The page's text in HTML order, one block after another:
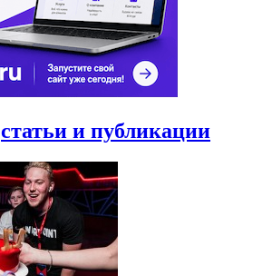
статьи и публикации